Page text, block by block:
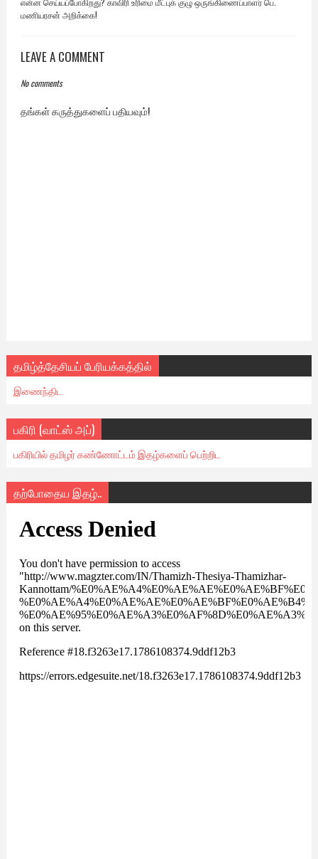
மணியரசன் அறிக்கை!
LEAVE A COMMENT
No comments
தங்கள் கருத்துகளைப் பதியவும்!
தமிழ்த்தேசியப் பேரியக்கத்தில்
இணைந்திட
பகிரி (வாட்ஸ் அப்)
பகிரியில் தமிழர் கண்ணோட்டம் இதழ்களைப் பெற்றிட
தற்போதைய இதழ்..